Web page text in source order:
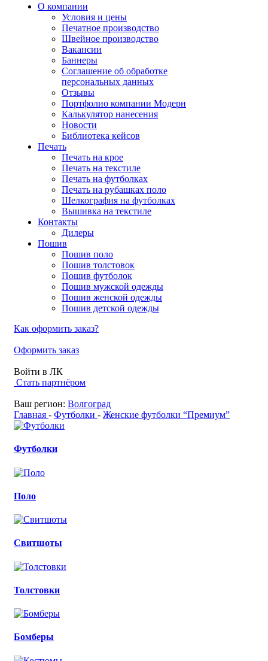
О компании
Условия и цены
Печатное производство
Швейное производство
Вакансии
Баннеры
Соглашение об обработке
персональных данных
Отзывы
Портфолио компании Модерн
Калькулятор нанесения
Новости
Библиотека кейсов
Печать
Печать на крое
Печать на текстиле
Печать на футболках
Печать на рубашках поло
Шелкография на футболках
Вышивка на текстиле
Контакты
Дилеры
Пошив
Пошив поло
Пошив толстовок
Пошив футболок
Пошив мужской одежды
Пошив женской одежды
Пошив детской одежды
Как оформить заказ?
Оформить заказ
Войти в ЛК
Стать партнёром
Ваш регион: Волгоград
Главная - Футболки - Женские футболки “Премиум”
Футболки
Поло
Свитшоты
Толстовки
Бомберы